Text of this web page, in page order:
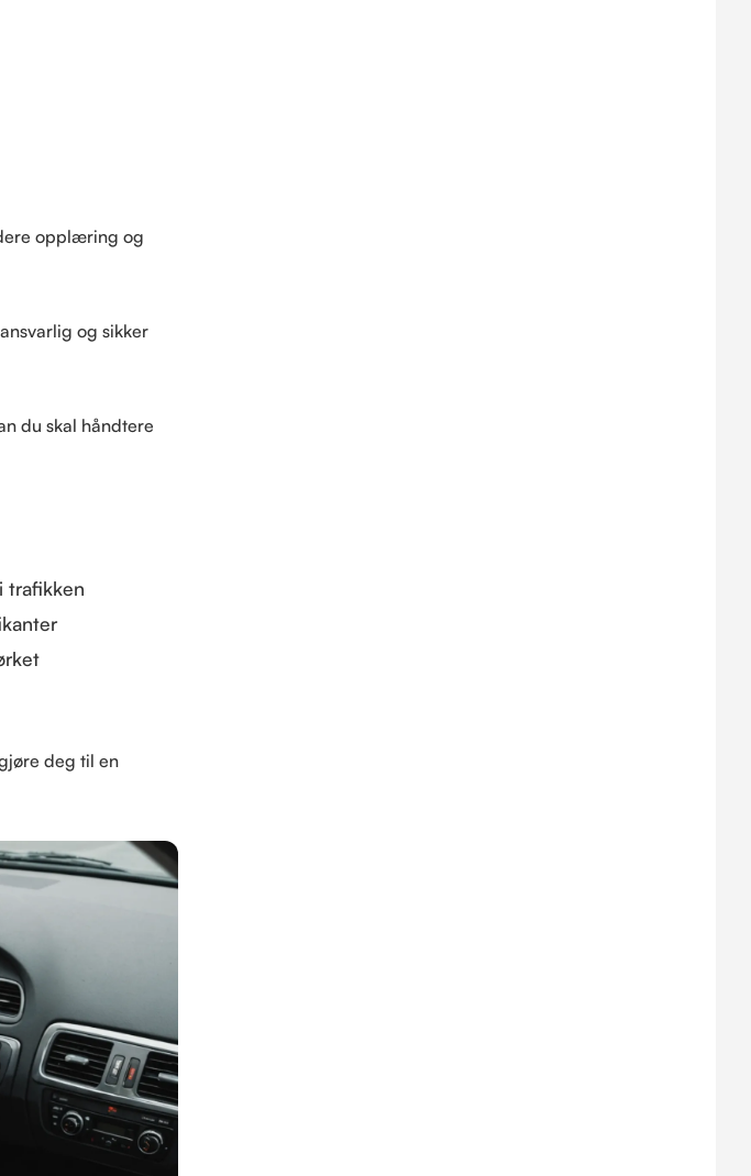
opplæring og
og sikker
du skal håndtere
trafikken
deg til en